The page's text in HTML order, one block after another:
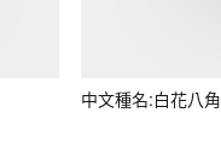
中文種名:白花八角